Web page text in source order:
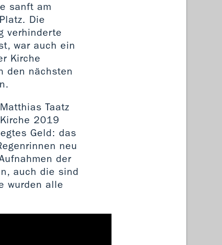
sanft am
Die
verhinderte
war auch ein
Kirche
den nächsten
Taatz
2019
Geld: das
neu
der
auch die sind
wurden alle